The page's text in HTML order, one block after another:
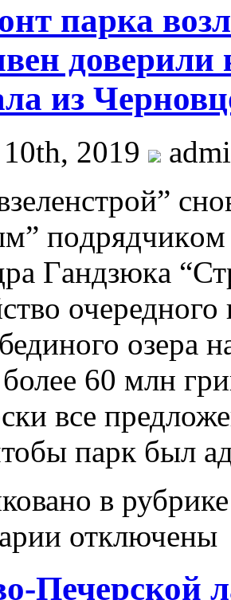
парка
из
2019
Гaндзюкa
озера
более 60 млн
все
парк был
в
отключены
Печерской